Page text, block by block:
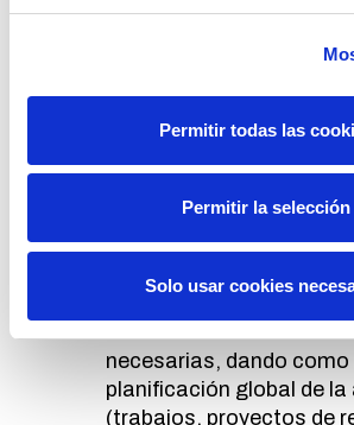
Permitir todas las
Permitir la selección
Solo usar cookies
la predicción del
plan de tala y poda con
temporal de 4 años.
Planificación holística de
integra, prioriza y
de gestión de la
las solicitudes de
necesarias, dando
planificación global de la
(trabajos, proyectos de